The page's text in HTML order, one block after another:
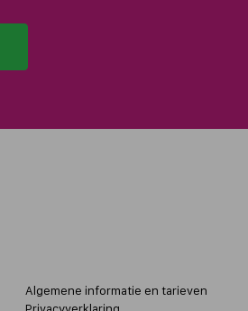
Algemene informatie en tarieven
Privacyverklaring